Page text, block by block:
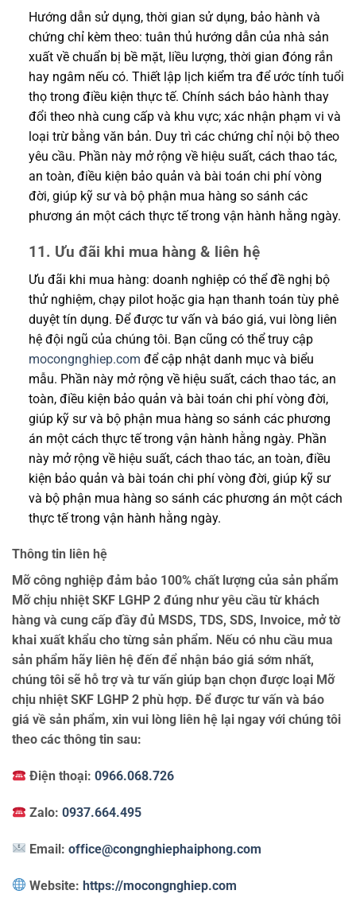
Hướng dẫn sử dụng, thời gian sử dụng, bảo hành và
chứng chỉ kèm theo: tuân thủ hướng dẫn của nhà sản
xuất về chuẩn bị bề mặt, liều lượng, thời gian đóng rắn
hay ngâm nếu có. Thiết lập lịch kiểm tra để ước tính tuổi
thọ trong điều kiện thực tế. Chính sách bảo hành thay
đổi theo nhà cung cấp và khu vực; xác nhận phạm vi và
loại trừ bằng văn bản. Duy trì các chứng chỉ nội bộ theo
yêu cầu. Phần này mở rộng về hiệu suất, cách thao tác,
an toàn, điều kiện bảo quản và bài toán chi phí vòng
đời, giúp kỹ sư và bộ phận mua hàng so sánh các
phương án một cách thực tế trong vận hành hằng ngày.
11. Ưu đãi khi mua hàng & liên hệ
Ưu đãi khi mua hàng: doanh nghiệp có thể đề nghị bộ
thử nghiệm, chạy pilot hoặc gia hạn thanh toán tùy phê
duyệt tín dụng. Để được tư vấn và báo giá, vui lòng liên
hệ đội ngũ của chúng tôi. Bạn cũng có thể truy cập
mocongnghiep.com để cập nhật danh mục và biểu
mẫu. Phần này mở rộng về hiệu suất, cách thao tác, an
toàn, điều kiện bảo quản và bài toán chi phí vòng đời,
giúp kỹ sư và bộ phận mua hàng so sánh các phương
án một cách thực tế trong vận hành hằng ngày. Phần
này mở rộng về hiệu suất, cách thao tác, an toàn, điều
kiện bảo quản và bài toán chi phí vòng đời, giúp kỹ sư
và bộ phận mua hàng so sánh các phương án một cách
thực tế trong vận hành hằng ngày.
Thông tin liên hệ
Mỡ công nghiệp đảm bảo 100% chất lượng của sản phẩm
Mỡ chịu nhiệt SKF LGHP 2 đúng như yêu cầu từ khách
hàng và cung cấp đầy đủ MSDS, TDS, SDS, Invoice, mở tờ
khai xuất khẩu cho từng sản phẩm. Nếu có nhu cầu mua
sản phẩm hãy liên hệ đến để nhận báo giá sớm nhất,
chúng tôi sẽ hỗ trợ và tư vấn giúp bạn chọn được loại Mỡ
chịu nhiệt SKF LGHP 2 phù hợp. Để được tư vấn và báo
giá về sản phẩm, xin vui lòng liên hệ lại ngay với chúng tôi
theo các thông tin sau:
Điện thoại:0966.068.726
Zalo:0937.664.495
Email:office@congnghiephaiphong.com
Website:https://mocongnghiep.com